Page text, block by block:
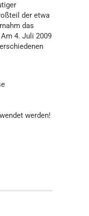
der etwa
das
4. Juli 2009
werden!